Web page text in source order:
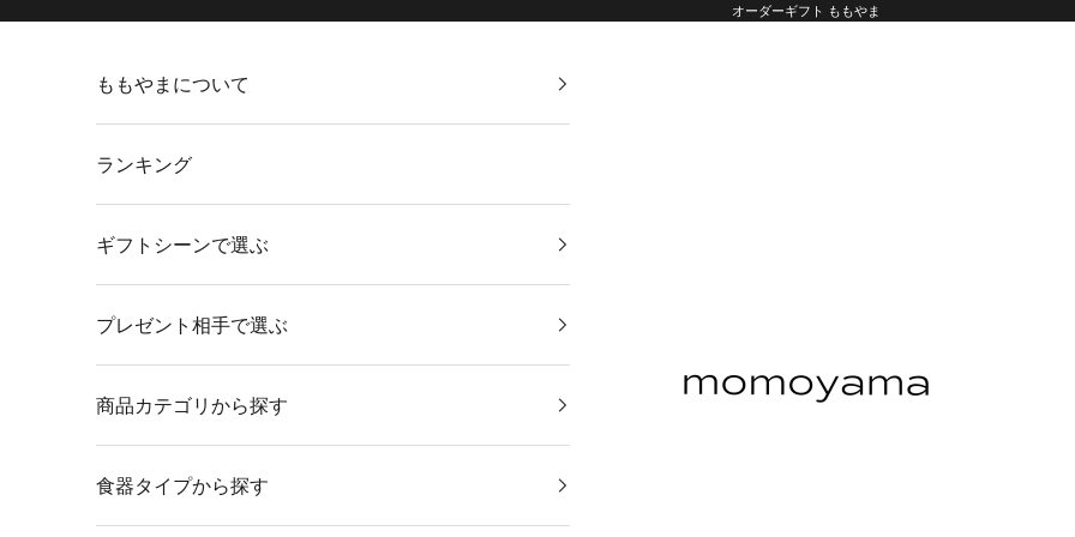
オーダーギフト ももやま
ももやまについて
ランキング
ギフトシーンで選ぶ
プレゼント相手で選ぶ
商品カテゴリから探す
食器タイプから探す